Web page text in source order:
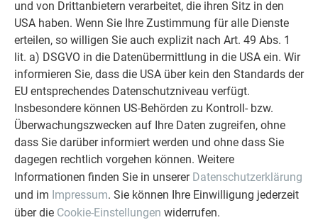
und von Drittanbietern verarbeitet, die ihren Sitz in den
USA haben. Wenn Sie Ihre Zustimmung für alle Dienste
erteilen, so willigen Sie auch explizit nach Art. 49 Abs. 1
lit. a) DSGVO in die Datenübermittlung in die USA ein. Wir
informieren Sie, dass die USA über kein den Standards der
EU entsprechendes Datenschutzniveau verfügt.
Insbesondere können US-Behörden zu Kontroll- bzw.
Überwachungszwecken auf Ihre Daten zugreifen, ohne
dass Sie darüber informiert werden und ohne dass Sie
dagegen rechtlich vorgehen können. Weitere
Informationen finden Sie in unserer Datenschutzerklärung
und im Impressum. Sie können Ihre Einwilligung jederzeit
über die Cookie-Einstellungen widerrufen.